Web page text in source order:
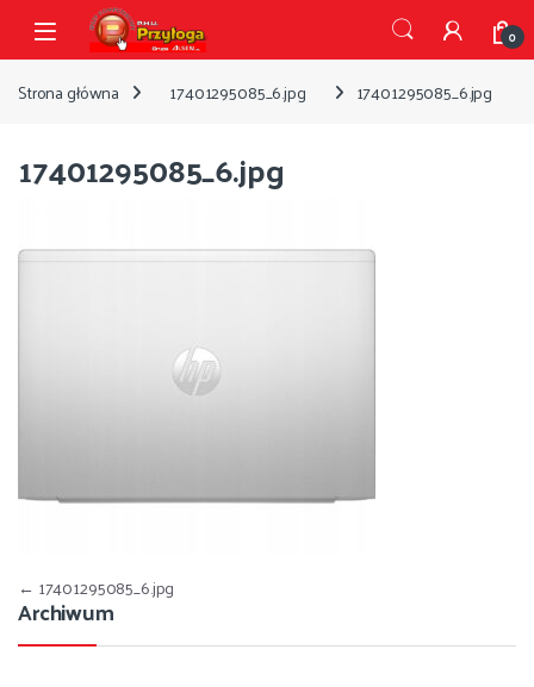
Przejdź do nawigacji
Przejdź do treści
Open 0
Strona główna 17401295085_6.jpg 17401295085_6.jpg
17401295085_6.jpg
Nawigacja wpisu
← 17401295085_6.jpg
Archiwum